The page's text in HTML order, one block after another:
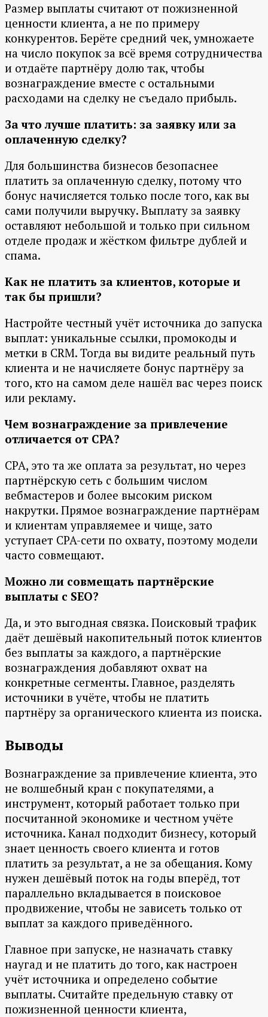
Размер выплаты считают от пожизненной
ценности клиента, а не по примеру
конкурентов. Берёте средний чек, умножаете
на число покупок за всё время сотрудничества
и отдаёте партнёру долю так, чтобы
вознаграждение вместе с остальными
расходами на сделку не съедало прибыль.
За что лучше платить: за заявку или за
оплаченную сделку?
Для большинства бизнесов безопаснее
платить за оплаченную сделку, потому что
бонус начисляется только после того, как вы
сами получили выручку. Выплату за заявку
оставляют небольшой и только при сильном
отделе продаж и жёстком фильтре дублей и
спама.
Как не платить за клиентов, которые и
так бы пришли?
Настройте честный учёт источника до запуска
выплат: уникальные ссылки, промокоды и
метки в CRM. Тогда вы видите реальный путь
клиента и не начисляете бонус партнёру за
того, кто на самом деле нашёл вас через поиск
или рекламу.
Чем вознаграждение за привлечение
отличается от CPA?
CPA, это та же оплата за результат, но через
партнёрскую сеть с большим числом
вебмастеров и более высоким риском
накрутки. Прямое вознаграждение партнёрам
и клиентам управляемее и чище, зато
уступает CPA-сети по охвату, поэтому модели
часто совмещают.
Можно ли совмещать партнёрские
выплаты с SEO?
Да, и это выгодная связка. Поисковый трафик
даёт дешёвый накопительный поток клиентов
без выплаты за каждого, а партнёрские
вознаграждения добавляют охват на
конкретные сегменты. Главное, разделять
источники в учёте, чтобы не платить
партнёру за органического клиента из поиска.
Выводы
Вознаграждение за привлечение клиента, это
не волшебный кран с покупателями, а
инструмент, который работает только при
посчитанной экономике и честном учёте
источника. Канал подходит бизнесу, который
знает ценность своего клиента и готов
платить за результат, а не за обещания. Кому
нужен дешёвый поток на годы вперёд, тот
параллельно вкладывается в поисковое
продвижение, чтобы не зависеть только от
выплат за каждого приведённого.
Главное при запуске, не назначать ставку
наугад и не платить до того, как настроен
учёт источника и определено событие
выплаты. Считайте предельную ставку от
пожизненной ценности клиента,